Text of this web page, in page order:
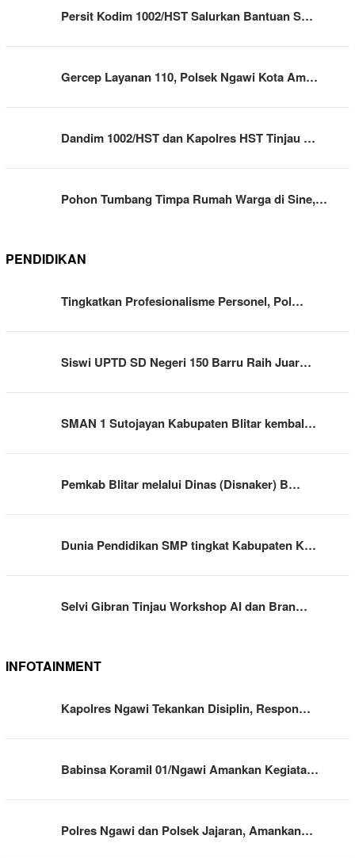
Persit Kodim 1002/HST Salurkan Bantuan S…
Gercep Layanan 110, Polsek Ngawi Kota Am…
Dandim 1002/HST dan Kapolres HST Tinjau …
Pohon Tumbang Timpa Rumah Warga di Sine,…
PENDIDIKAN
Tingkatkan Profesionalisme Personel, Pol…
Siswi UPTD SD Negeri 150 Barru Raih Juar…
SMAN 1 Sutojayan Kabupaten Blitar kembal…
Pemkab Blitar melalui Dinas (Disnaker) B…
Dunia Pendidikan SMP tingkat Kabupaten K…
Selvi Gibran Tinjau Workshop AI dan Bran…
INFOTAINMENT
Kapolres Ngawi Tekankan Disiplin, Respon…
Babinsa Koramil 01/Ngawi Amankan Kegiata…
Polres Ngawi dan Polsek Jajaran, Amankan…